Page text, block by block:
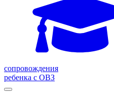
сопровождения
ребенка с ОВЗ